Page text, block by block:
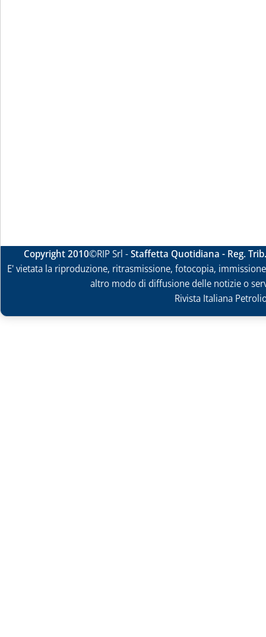
Copyright 2010©RIP Srl -Staffetta Quotidiana - Reg.
E' vietata la riproduzione, ritrasmissione, fotocopia,
altro modo di diffusione delle notizie o
Rivista Italiana